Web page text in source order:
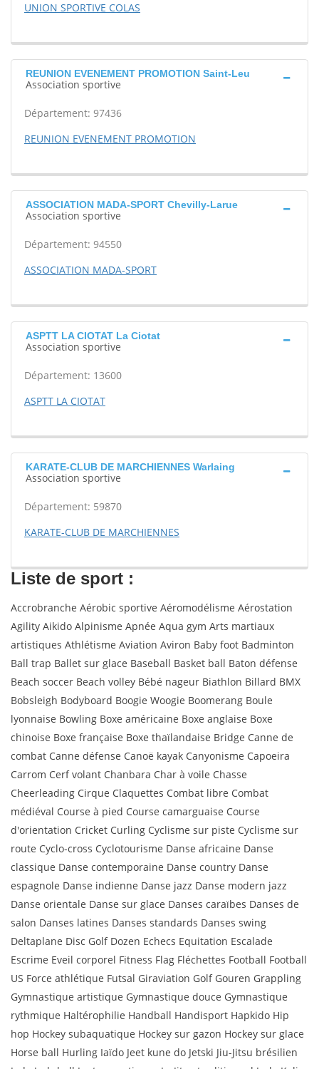
UNION SPORTIVE COLAS
REUNION EVENEMENT PROMOTION Saint-Leu
Association sportive
Département: 97436
REUNION EVENEMENT PROMOTION
ASSOCIATION MADA-SPORT Chevilly-Larue
Association sportive
Département: 94550
ASSOCIATION MADA-SPORT
ASPTT LA CIOTAT La Ciotat
Association sportive
Département: 13600
ASPTT LA CIOTAT
KARATE-CLUB DE MARCHIENNES Warlaing
Association sportive
Département: 59870
KARATE-CLUB DE MARCHIENNES
Liste de sport :
Accrobranche Aérobic sportive Aéromodélisme Aérostation
Agility Aikido Alpinisme Apnée Aqua gym Arts martiaux
artistiques Athlétisme Aviation Aviron Baby foot Badminton
Ball trap Ballet sur glace Baseball Basket ball Baton défense
Beach soccer Beach volley Bébé nageur Biathlon Billard BMX
Bobsleigh Bodyboard Boogie Woogie Boomerang Boule
lyonnaise Bowling Boxe américaine Boxe anglaise Boxe
chinoise Boxe française Boxe thaïlandaise Bridge Canne de
combat Canne défense Canoë kayak Canyonisme Capoeira
Carrom Cerf volant Chanbara Char à voile Chasse
Cheerleading Cirque Claquettes Combat libre Combat
médiéval Course à pied Course camarguaise Course
d'orientation Cricket Curling Cyclisme sur piste Cyclisme sur
route Cyclo-cross Cyclotourisme Danse africaine Danse
classique Danse contemporaine Danse country Danse
espagnole Danse indienne Danse jazz Danse modern jazz
Danse orientale Danse sur glace Danses caraïbes Danses de
salon Danses latines Danses standards Danses swing
Deltaplane Disc Golf Dozen Echecs Equitation Escalade
Escrime Eveil corporel Fitness Flag Fléchettes Football Football
US Force athlétique Futsal Giraviation Golf Gouren Grappling
Gymnastique artistique Gymnastique douce Gymnastique
rythmique Haltérophilie Handball Handisport Hapkido Hip
hop Hockey subaquatique Hockey sur gazon Hockey sur glace
Horse ball Hurling Iaïdo Jeet kune do Jetski Jiu-Jitsu brésilien